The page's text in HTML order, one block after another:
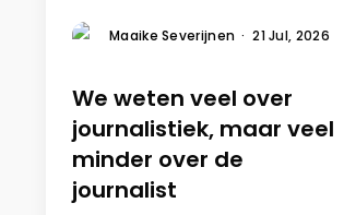
Maaike Severijnen · 21 Jul, 2026
We weten veel over
journalistiek, maar veel
minder over de
journalist